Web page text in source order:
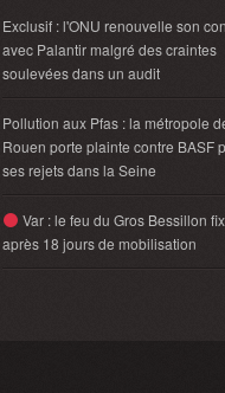
Exclusif : l'ONU renouvelle son
avec Palantir malgré des craintes
soulevées dans un audit
Pollution aux Pfas : la métropole
Rouen porte plainte contre BASF
ses rejets dans la Seine
Var : le feu du Gros Bessillon
après 18 jours de mobilisation